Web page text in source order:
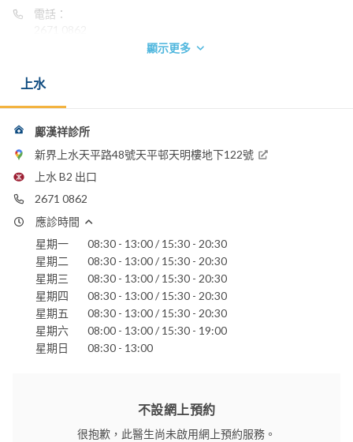
電話：
顯示更多
上水
鄺漢祥診所
新界上水天平路48號天平邨天明樓地下122號
上水 B2 出口
2671 0862
應診時間
星期一
08:30 - 13:00 / 15:30 - 20:30
星期二
08:30 - 13:00 / 15:30 - 20:30
星期三
08:30 - 13:00 / 15:30 - 20:30
星期四
08:30 - 13:00 / 15:30 - 20:30
星期五
08:30 - 13:00 / 15:30 - 20:30
星期六
08:00 - 13:00 / 15:30 - 19:00
星期日
08:30 - 13:00
不設網上預約
很抱歉，此醫生尚未啟用網上預約服務。